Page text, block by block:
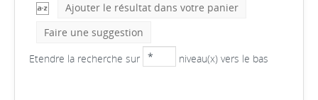
Ajouter le résultat dans votre panier
Faire une suggestion
Etendre la recherche sur
niveau(x) vers le bas